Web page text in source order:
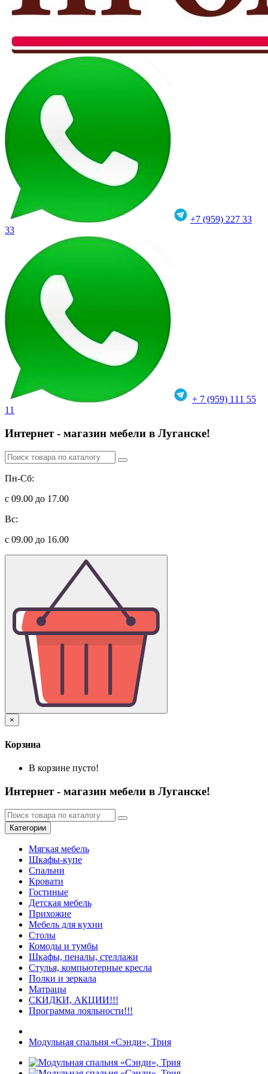
+7 (959) 227 33
33
+ 7 (959) 111 55
11
Интернет - магазин мебели в Луганске!
Пн-Сб:
с 09.00 до 17.00
Вс:
с 09.00 до 16.00
×
Корзина
В корзине пусто!
Интернет - магазин мебели в Луганске!
Категории
Мягкая мебель
Шкафы-купе
Спальни
Кровати
Гостиные
Детская мебель
Прихожие
Мебель для кухни
Столы
Комоды и тумбы
Шкафы, пеналы, стеллажи
Стулья, компьютерные кресла
Полки и зеркала
Матрацы
СКИДКИ, АКЦИИ!!!
Программа лояльности!!!
Модульная спальня «Сэнди», Трия